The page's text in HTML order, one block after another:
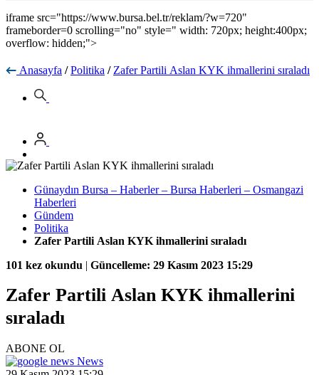
iframe src="https://www.bursa.bel.tr/reklam/?w=720"
frameborder=0 scrolling="no" style=" width: 720px; height:400px;
overflow: hidden;">
Anasayfa / Politika / Zafer Partili Aslan KYK ihmallerini sıraladı
Günaydın Bursa – Haberler – Bursa Haberleri – Osmangazi
Haberleri
Gündem
Politika
Zafer Partili Aslan KYK ihmallerini sıraladı
101 kez okundu | Güncelleme: 29 Kasım 2023 15:29
Zafer Partili Aslan KYK ihmallerini
sıraladı
ABONE OL
News